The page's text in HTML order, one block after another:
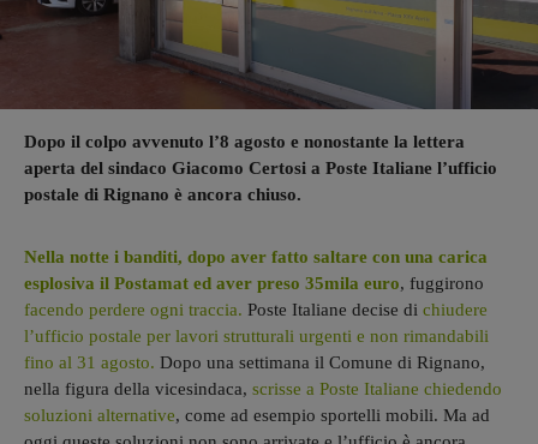
Dopo il colpo avvenuto l’8 agosto e nonostante la lettera
aperta del sindaco Giacomo Certosi a Poste Italiane l’ufficio
postale di Rignano è ancora chiuso.
Nella notte i banditi, dopo aver fatto saltare con una carica
esplosiva il Postamat ed aver preso 35mila euro, fuggirono
facendo perdere ogni traccia. Poste Italiane decise di chiudere
l’ufficio postale per lavori strutturali urgenti e non rimandabili
fino al 31 agosto. Dopo una settimana il Comune di Rignano,
nella figura della vicesindaca, scrisse a Poste Italiane chiedendo
soluzioni alternative, come ad esempio sportelli mobili. Ma ad